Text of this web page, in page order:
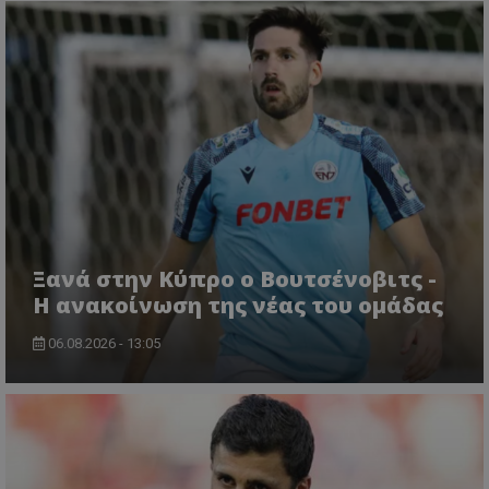
Ξανά στην Κύπρο ο Βουτσένοβιτς -
Η ανακοίνωση της νέας του ομάδας
06.08.2026 - 13:05